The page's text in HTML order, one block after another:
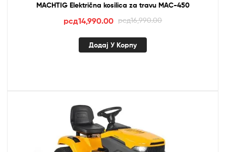
MACHTIG Električna kosilica za travu MAC-450
рсд16,990.00
Оригинална
је
рсд14,990.00Тренутна
је:
Додај У Корпу